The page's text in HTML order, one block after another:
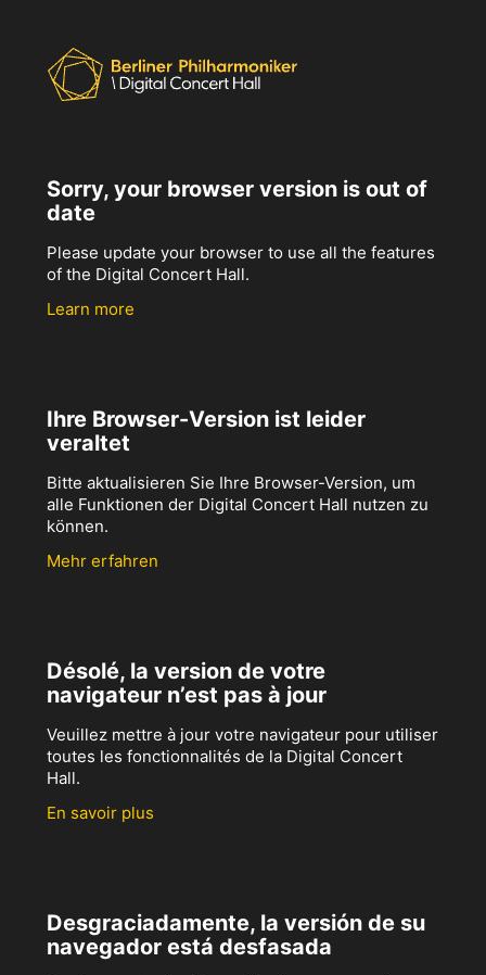
Sorry, your browser version is out of
date
Please update your browser to use all the features
of the Digital Concert Hall.
Learn more
Ihre Browser-Version ist leider
veraltet
Bitte aktualisieren Sie Ihre Browser-Version, um
alle Funktionen der Digital Concert Hall nutzen zu
können.
Mehr erfahren
Désolé, la version de votre
navigateur n’est pas à jour
Veuillez mettre à jour votre navigateur pour utiliser
toutes les fonctionnalités de la Digital Concert
Hall.
En savoir plus
Desgraciadamente, la versión de su
navegador está desfasada